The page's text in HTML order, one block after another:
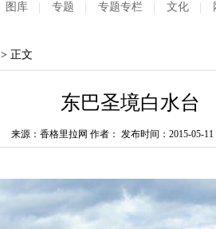
图库 专题 专题专栏 文化
> 正文
东巴圣境白水台
来源：香格里拉网 作者： 发布时间：2015-05-11